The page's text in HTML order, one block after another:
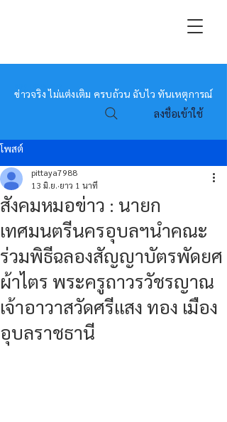
หมอข่าว
ข่าวจริง ไม่แต่งเติม ครบถ้วน ฉับไว ทันเหตุการณ์
ลงชื่อเข้าใช้
โพสต์
สังคมหมอข่าว : นายก
เทศมนตรีนครอุบลฯนำคณะ
ร่วมพิธีฉลองสัญญาบัตรพัดยศ
ผ้าไตร พระครูถาวรวัชรญาณ
เจ้าอาวาสวัดศรีแสง ทอง เมือง
อุบลราชธานี
pittaya7988
13 มิ.ย. ยาว 1 นาที